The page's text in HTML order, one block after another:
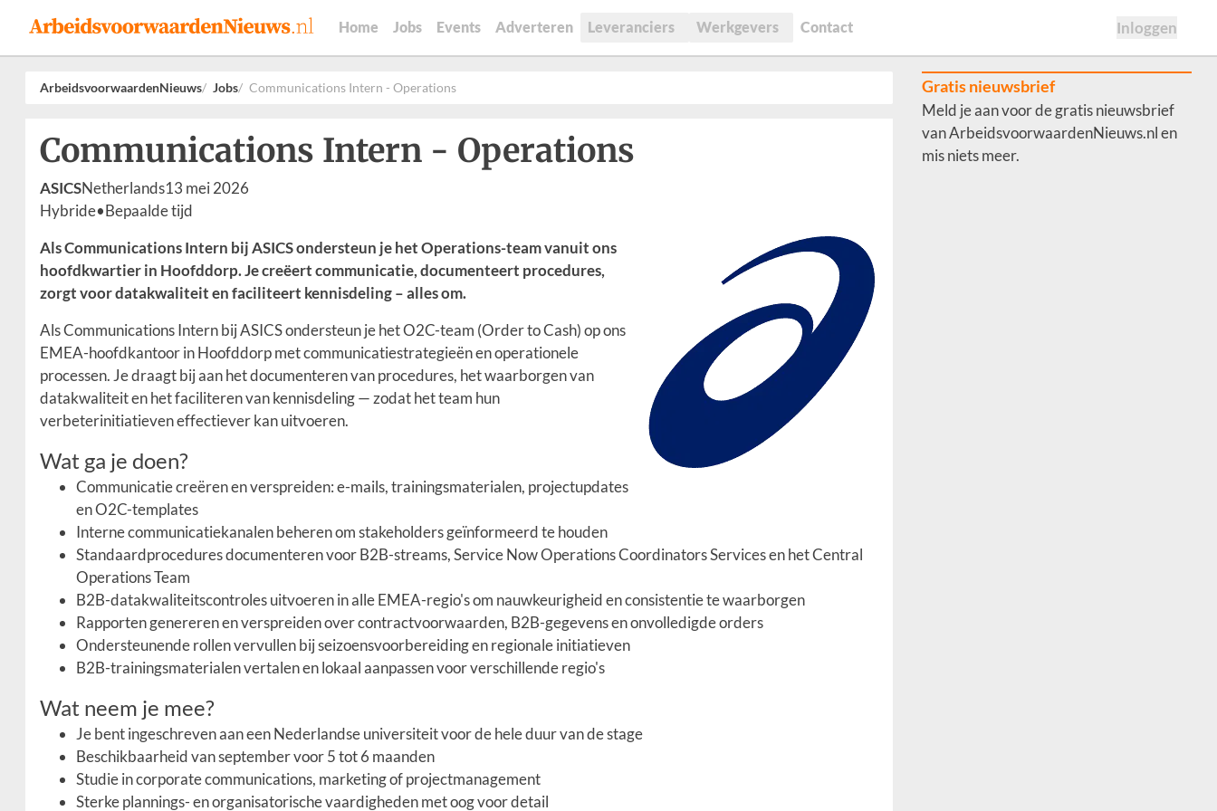
Home Jobs Events Adverteren Leveranciers Werkgevers Contact Inloggen
ArbeidsvoorwaardenNieuws Jobs Communications Intern - Operations
Communications Intern - Operations
ASICSNetherlands13 mei 2026
Hybride•Bepaalde tijd
Als Communications Intern bij ASICS ondersteun je het Operations-team vanuit ons
hoofdkwartier in Hoofddorp. Je creëert communicatie, documenteert procedures,
zorgt voor datakwaliteit en faciliteert kennisdeling – alles om.
Als Communications Intern bij ASICS ondersteun je het O2C-team (Order to Cash) op ons
EMEA-hoofdkantoor in Hoofddorp met communicatiestrategieën en operationele
processen. Je draagt bij aan het documenteren van procedures, het waarborgen van
datakwaliteit en het faciliteren van kennisdeling — zodat het team hun
verbeterinitiatieven effectiever kan uitvoeren.
Wat ga je doen?
Communicatie creëren en verspreiden: e-mails, trainingsmaterialen, projectupdates
en O2C-templates
Interne communicatiekanalen beheren om stakeholders geïnformeerd te houden
Standaardprocedures documenteren voor B2B-streams, Service Now Operations Coordinators Services en het Central
Operations Team
B2B-datakwaliteitscontroles uitvoeren in alle EMEA-regio's om nauwkeurigheid en consistentie te waarborgen
Rapporten genereren en verspreiden over contractvoorwaarden, B2B-gegevens en onvolledigde orders
Ondersteunende rollen vervullen bij seizoensvoorbereiding en regionale initiatieven
B2B-trainingsmaterialen vertalen en lokaal aanpassen voor verschillende regio's
Wat neem je mee?
Je bent ingeschreven aan een Nederlandse universiteit voor de hele duur van de stage
Beschikbaarheid van september voor 5 tot 6 maanden
Studie in corporate communications, marketing of projectmanagement
Sterke plannings- en organisatorische vaardigheden met oog voor detail
Gratis nieuwsbrief
Meld je aan voor de gratis nieuwsbrief
van ArbeidsvoorwaardenNieuws.nl en
mis niets meer.